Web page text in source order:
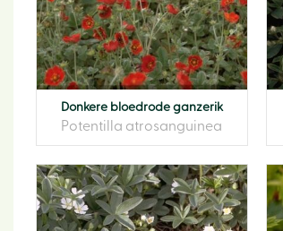
Donkere bloedrode ganzerik
Potentilla atrosanguinea